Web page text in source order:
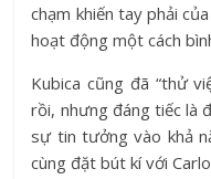
chạm khiến tay phải
hoạt động một cách
Kubica cũng đã “thử
rồi, nhưng đáng tiếc là
sự tin tưởng vào khả
cùng đặt bút kí với